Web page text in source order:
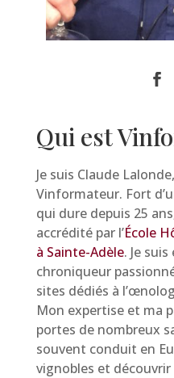
Qui est
Je suis Claude
Vinformateur. Fort
qui dure depuis 25
accrédité par l’École
à Sainte-Adèle. Je
chroniqueur
sites dédiés à
Mon expertise et ma
portes de nombreux
souvent conduit en
vignobles et découvrir